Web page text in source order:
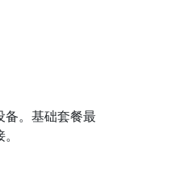
备。基础套餐最